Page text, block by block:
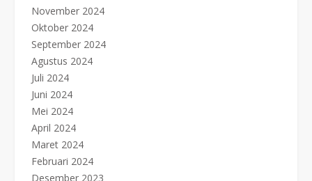
November 2024
Oktober 2024
September 2024
Agustus 2024
Juli 2024
Juni 2024
Mei 2024
April 2024
Maret 2024
Februari 2024
Desember 2023